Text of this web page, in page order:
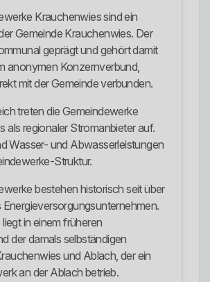
Krauchenwies sind ein
Gemeinde Krauchenwies. Der
geprägt und gehört damit
anonymen Konzernverbund,
mit der Gemeinde verbunden.
treten die Gemeindewerke
als regionaler Stromanbieter auf.
Wasser- und Abwasserleistungen
Struktur.
bestehen historisch seit über
in einem früheren
der damals selbständigen
und Ablach, der ein
an der Ablach betrieb.